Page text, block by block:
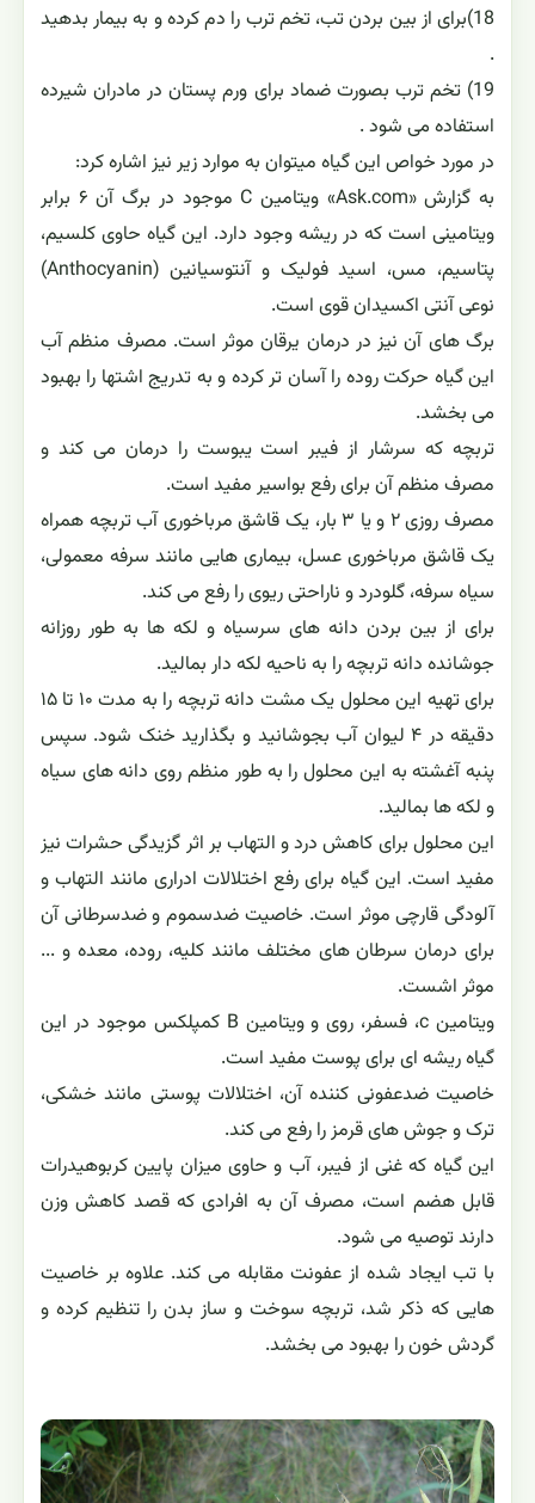
18)برای از بین بردن تب، تخم ترب را دم کرده و به بیمار بدهید
.
19) تخم ترب بصورت ضماد برای ورم پستان در مادران شیرده
استفاده می شود .
در مورد خواص این گیاه میتوان به موارد زیر نیز اشاره کرد:
به گزارش «Ask.com» ویتامین C موجود در برگ آن ۶ برابر
ویتامینی است که در ریشه وجود دارد. این گیاه حاوی کلسیم،
پتاسیم، مس، اسید فولیک و آنتوسیانین (Anthocyanin)
نوعی آنتی اکسیدان قوی است.
برگ های آن نیز در درمان یرقان موثر است. مصرف منظم آب
این گیاه حرکت روده را آسان تر کرده و به تدریج اشتها را بهبود
می بخشد.
تربچه که سرشار از فیبر است یبوست را درمان می کند و
مصرف منظم آن برای رفع بواسیر مفید است.
مصرف روزی ۲ و یا ۳ بار، یک قاشق مرباخوری آب تربچه همراه
یک قاشق مرباخوری عسل، بیماری هایی مانند سرفه معمولی،
سیاه سرفه، گلودرد و ناراحتی ریوی را رفع می کند.
برای از بین بردن دانه های سرسیاه و لکه ها به طور روزانه
جوشانده دانه تربچه را به ناحیه لکه دار بمالید.
برای تهیه این محلول یک مشت دانه تربچه را به مدت ۱۰ تا ۱۵
دقیقه در ۴ لیوان آب بجوشانید و بگذارید خنک شود. سپس
پنبه آغشته به این محلول را به طور منظم روی دانه های سیاه
و لکه ها بمالید.
این محلول برای کاهش درد و التهاب بر اثر گزیدگی حشرات نیز
مفید است. این گیاه برای رفع اختلالات ادراری مانند التهاب و
آلودگی قارچی موثر است. خاصیت ضدسموم و ضدسرطانی آن
برای درمان سرطان های مختلف مانند کلیه، روده، معده و ...
موثر اشست.
ویتامین c، فسفر، روی و ویتامین B کمپلکس موجود در این
گیاه ریشه ای برای پوست مفید است.
خاصیت ضدعفونی کننده آن، اختلالات پوستی مانند خشکی،
ترک و جوش های قرمز را رفع می کند.
این گیاه که غنی از فیبر، آب و حاوی میزان پایین کربوهیدرات
قابل هضم است، مصرف آن به افرادی که قصد کاهش وزن
دارند توصیه می شود.
با تب ایجاد شده از عفونت مقابله می کند. علاوه بر خاصیت
هایی که ذکر شد، تربچه سوخت و ساز بدن را تنظیم کرده و
گردش خون را بهبود می بخشد.